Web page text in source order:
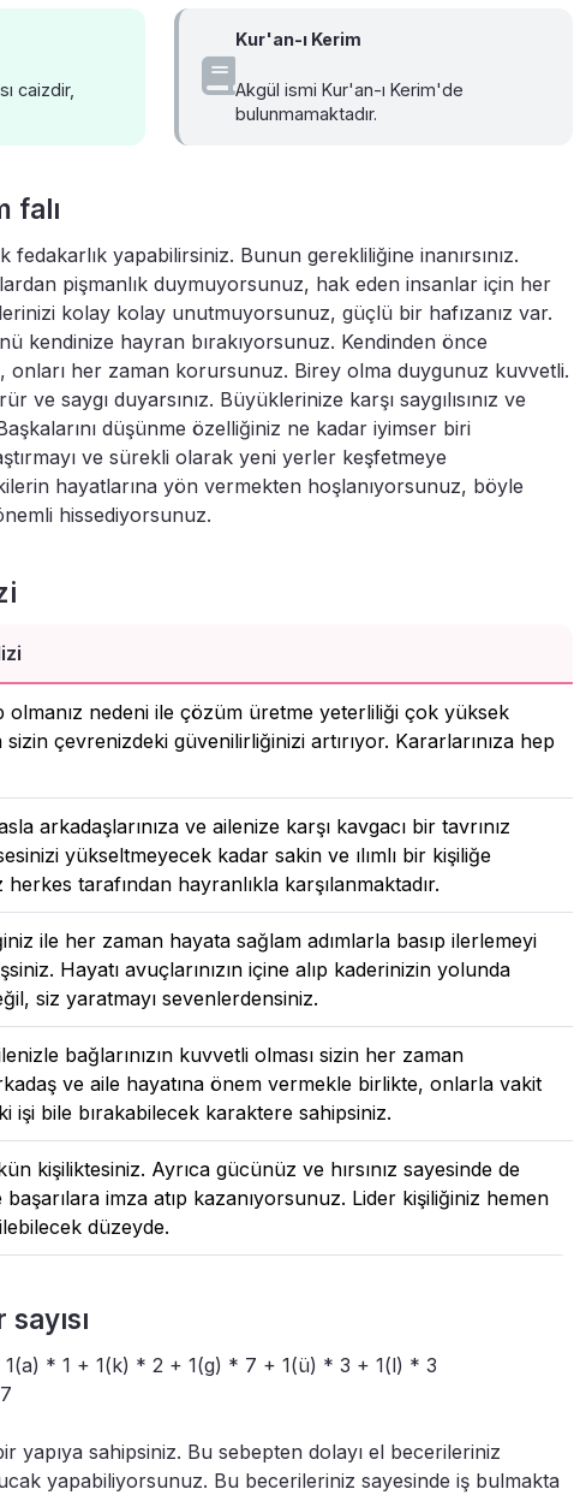
caizdir,
Kur'an-ı Kerim
Akgül ismi Kur'an-ı Kerim'de
bulunmamaktadır.
falı
fedakarlık yapabilirsiniz. Bunun gerekliliğine inanırsınız.
pişmanlık duymuyorsunuz, hak eden insanlar için her
kolay kolay unutmuyorsunuz, güçlü bir hafızanız var.
kendinize hayran bırakıyorsunuz. Kendinden önce
onları her zaman korursunuz. Birey olma duygunuz kuvvetli.
ve saygı duyarsınız. Büyüklerinize karşı saygılısınız ve
düşünme özelliğiniz ne kadar iyimser biri
ve sürekli olarak yeni yerler keşfetmeye
hayatlarına yön vermekten hoşlanıyorsunuz, böyle
hissediyorsunuz.
olmanız nedeni ile çözüm üretme yeterliliği çok yüksek
çevrenizdeki güvenilirliğinizi artırıyor. Kararlarınıza hep
arkadaşlarınıza ve ailenize karşı kavgacı bir tavrınız
yükseltmeyecek kadar sakin ve ılımlı bir kişiliğe
herkes tarafından hayranlıkla karşılanmaktadır.
ile her zaman hayata sağlam adımlarla basıp ilerlemeyi
Hayatı avuçlarınızın içine alıp kaderinizin yolunda
siz yaratmayı sevenlerdensiniz.
bağlarınızın kuvvetli olması sizin her zaman
ve aile hayatına önem vermekle birlikte, onlarla vakit
işi bile bırakabilecek karaktere sahipsiniz.
kişiliktesiniz. Ayrıca gücünüz ve hırsınız sayesinde de
imza atıp kazanıyorsunuz. Lider kişiliğiniz hemen
düzeyde.
1(a) * 1 + 1(k) * 2 + 1(g) * 7 + 1(ü) * 3 + 1(l) * 3
yapıya sahipsiniz. Bu sebepten dolayı el becerileriniz
yapabiliyorsunuz. Bu becerileriniz sayesinde iş bulmakta